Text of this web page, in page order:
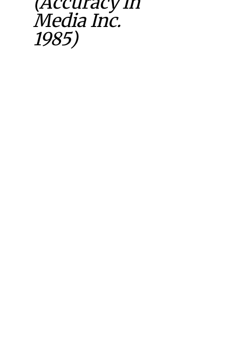
Media Inc.
1985)